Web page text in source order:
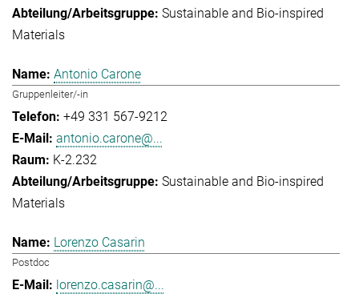
Sustainable and Bio-inspired
Materials
Antonio Carone
Gruppenleiter/-in
+49 331 567-9212
antonio.carone@...
K-2.232
Sustainable and Bio-inspired
Materials
Lorenzo Casarin
Postdoc
lorenzo.casarin@...